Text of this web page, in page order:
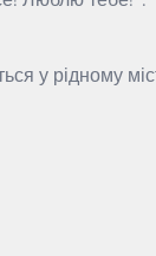
у рідному